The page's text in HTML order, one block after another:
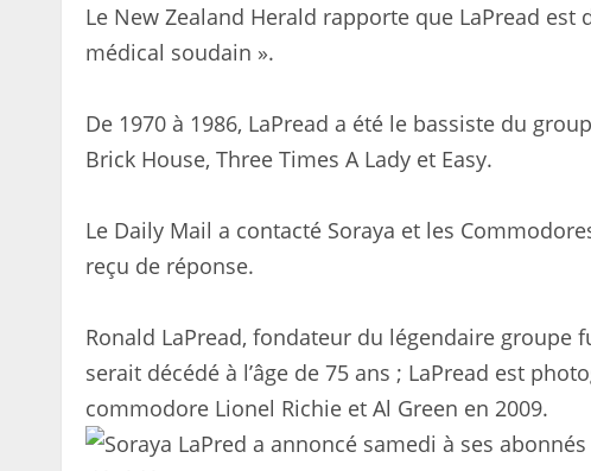
Le New Zealand Herald rapporte que LaPread
médical soudain ».
De 1970 à 1986, LaPread a été le bassiste du
Brick House, Three Times A Lady et Easy.
Le Daily Mail a contacté Soraya et les
reçu de réponse.
Ronald LaPread, fondateur du légendaire groupe
serait décédé à l’âge de 75 ans ; LaPread est
commodore Lionel Richie et Al Green en 2009.